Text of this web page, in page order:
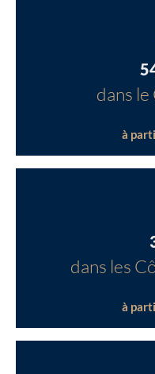
dans le
à
dans les
à